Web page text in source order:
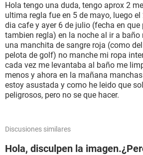
Hola tengo una duda, tengo aprox 2
ultima regla fue en 5 de mayo, luego
dia cafe y ayer 6 de julio (fecha en
tambien regla) en la noche al ir a baño
una manchita de sangre roja (como
pelota de golf) no manche mi ropa
cada vez me levantaba al baño me
menos y ahora en la mañana
estoy asustada y como he leido que
peligrosos, pero no se que hacer.
Discusiones similares
Hola, disculpen la